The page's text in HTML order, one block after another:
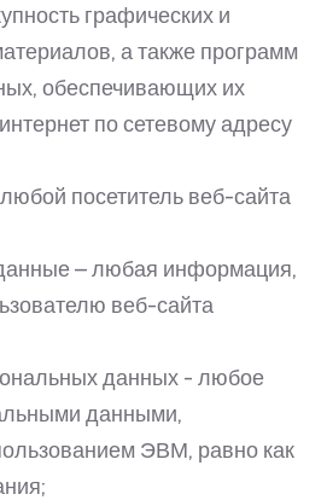
графических и
а также программ
обеспечивающих их
по сетевому адресу
посетитель веб-сайта
– любая информация,
веб-сайта
данных - любое
данными,
ЭВМ, равно как